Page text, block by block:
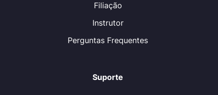
Filiação
Instrutor
Perguntas Frequentes
Suporte